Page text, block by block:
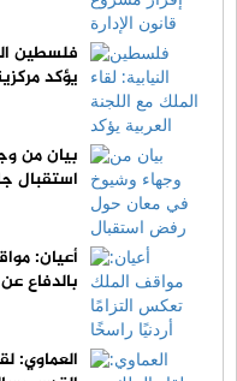
فلسطين
يؤكد
بيان من
استقبال
أعيان:
بالدفاع
العماوي: